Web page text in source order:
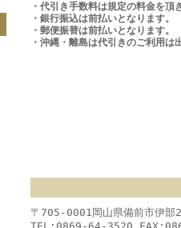
・代引き手数料は規定の料金を頂
・銀行振込は前払いとなります。
・郵便振替は前払いとなります。
・沖縄・離島は代引きのご利用は
〒705-0001岡山県備前市伊